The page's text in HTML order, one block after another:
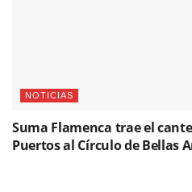
NOTICIAS
Suma Flamenca trae el cante
Puertos al Círculo de Bellas